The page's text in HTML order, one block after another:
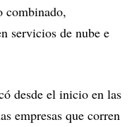
combinado,
servicios de nube e
desde el inicio en las
empresas que corren